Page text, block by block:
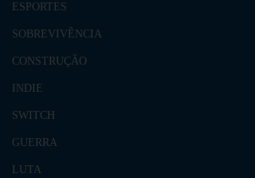
ESPORTES
SOBREVIVÊNCIA
CONSTRUÇÃO
INDIE
SWITCH
GUERRA
LUTA